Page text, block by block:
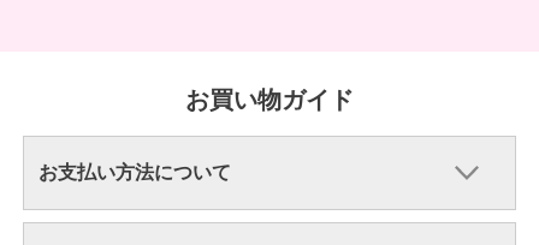
お買い物ガイド
お支払い方法について